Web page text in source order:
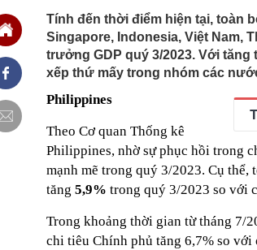
17:07
Người đang dùng
50 triệu đồng
16:51
Toàn cảnh nút
vượt
Căn nhà ở quê của
16:44
Công bố nguyên
khiến 168 người tử
lá
16:40
Khởi tố, cấm xuất
16:38
Bất chấp tháng 7
16:37
Người bán cá tiết
bỏ qua, người sành
Tính đến thời điểm hiện tại, toàn
Singapore, Indonesia, Việt Nam,
trưởng GDP quý 3/2023. Với tăng
xếp thứ mấy trong nhóm các
Philippines
Theo Cơ quan Thống kê
Philippines, nhờ sự phục hồi trong
mạnh mẽ trong quý 3/2023. Cụ thể,
tăng 5,9% trong quý 3/2023 so với
Trong khoảng thời gian từ tháng 7/
chi tiêu Chính phủ tăng 6,7% so với